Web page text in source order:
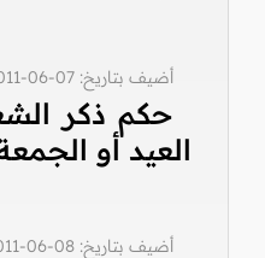
أضيف بتاريخ: 07-06-2011
حكم ذكر
العيد أو
أضيف بتاريخ: 08-06-2011